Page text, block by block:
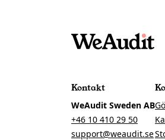
Kontakt
WeAudit Sweden AB
+46 10 410 29 50
support@weaudit.se